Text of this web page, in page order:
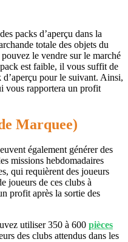
packs d’aperçu dans la
totale des objets du
le vendre sur le marché
est faible, il vous suffit de
pour le suivant. Ainsi,
vous rapportera un profit
Marquee)
également générer des
missions hebdomadaires
qui requièrent des joueurs
joueurs de ces clubs à
profit après la sortie des
utiliser 350 à 600 pièces
des clubs attendus dans les